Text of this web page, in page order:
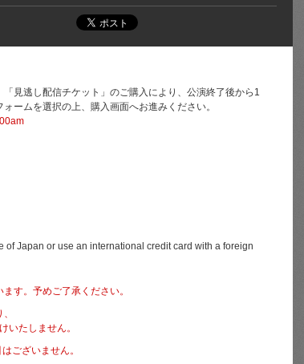
見逃し配信チケット」のご購入により、公演終了後から1
ームを選択の上、購入画面へお進みください。
of Japan or use an international credit card with a foreign
す。予めご了承ください。
いたしません。
ございません。